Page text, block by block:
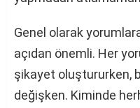
Genel olarak
açıdan önemli. Her
şikayet oluştururken,
değişken. Kiminde